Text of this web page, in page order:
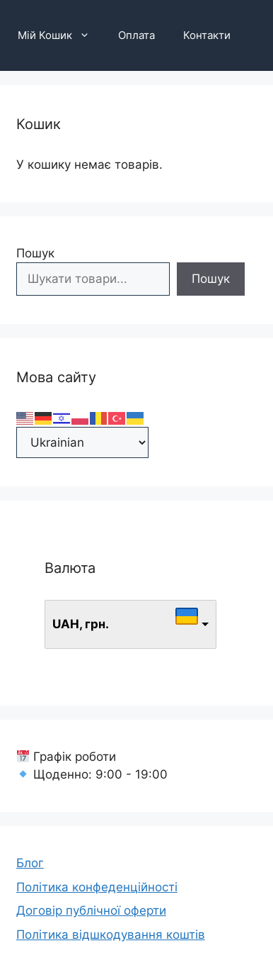
Мій Кошик Оплата Контакти
Кошик
У кошику немає товарів.
Пошук
Пошук
Мова сайту
Валюта
UAH, грн.
Графік роботи
Щоденно: 9:00 - 19:00
Блог
Політика конфеденційності
Договір публічної оферти
Політика відшкодування коштів